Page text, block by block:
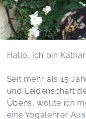
Danke für die
Nitra könnten
und besinnliche,
Hatha Yoga -
Hallo, ich bin
Seit mehr als 15
und Leidenschaft
Übens, wollte ich
eine Yogalehrer